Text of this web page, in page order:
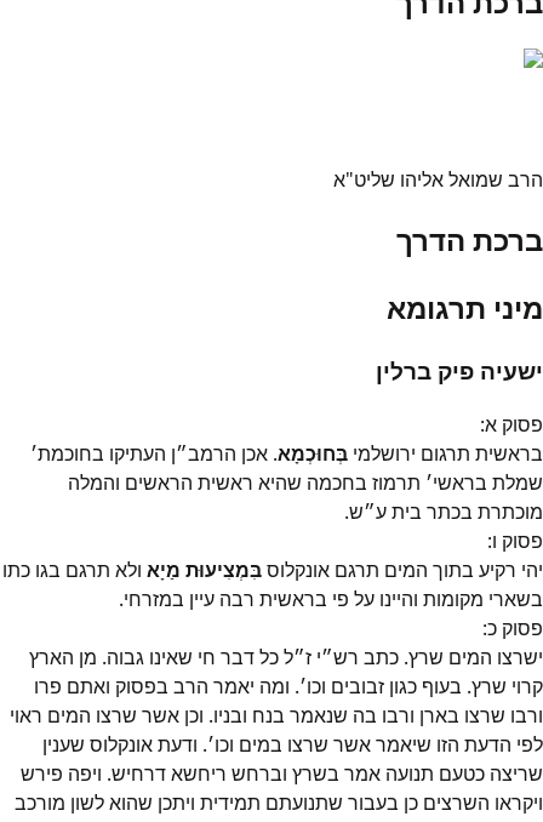
הרב שמואל אליהו שליט"א
ברכת הדרך
מיני תרגומא
ישעיה פיק ברלין
פסוק א:
בראשית תרגום ירושלמי בְּחוּכְמָא. אכן הרמב״ן העתיקו בחוכמת׳
שמלת בראשי׳ תרמוז בחכמה שהיא ראשית הראשים והמלה
מוכתרת בכתר בית ע״ש.
פסוק ו:
יהי רקיע בתוך המים תרגם אונקלוסבִּמְצִיעוּת מַיָא ולא תרגם בגו כתו
בשארי מקומות והיינו על פי בראשית רבה עיין במזרחי.
פסוק כ:
ישרצו המים שרץ. כתב רש״י ז״ל כל דבר חי שאינו גבוה. מן הארץ
קרוי שרץ. בעוף כגון זבובים וכו׳. ומה יאמר הרב בפסוק ואתם פרו
ורבו שרצו בארן ורבו בה שנאמר בנח ובניו. וכן אשר שרצו המים ראוי
לפי הדעת הזו שיאמר אשר שרצו במים וכו׳. ודעת אונקלוס שענין
שריצה כטעם תנועה אמר בשרץ וברחש ריחשא דרחיש. ויפה פירש
ויקראו השרצים כן בעבור שתנועתם תמידית ויתכן שהוא לשון מורכב